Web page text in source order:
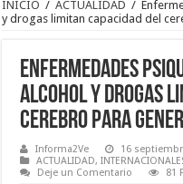
INICIO / ACTUALIDAD /
y drogas limitan capacidad del
Enfermedades
alcohol y drogas
cerebro para
Informa2Ve
16
ACTUALIDAD,
Deje un Comentario
81